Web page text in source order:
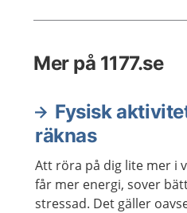
Mer på 1177.se
Fysisk
räknas
Att röra på dig lite mer i
får mer energi, sover
stressad. Det gäller